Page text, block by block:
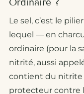
Le sel, c’est le
lequel — en
ordinaire (pour la
nitrité, aussi
contient du nitrite
protecteur contre